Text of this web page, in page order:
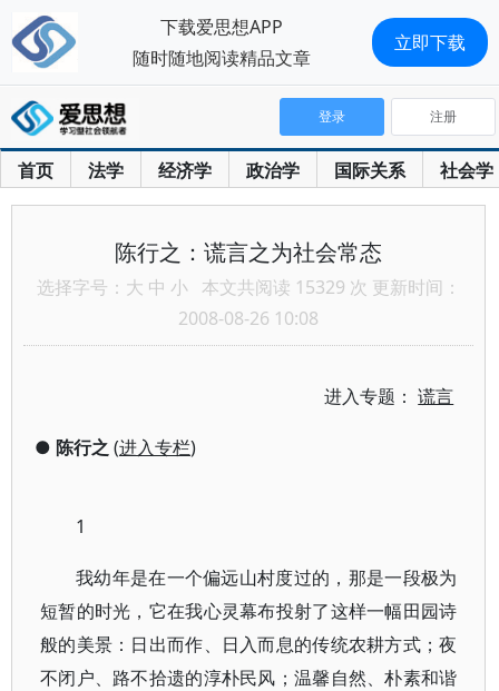
首页 法学 经济学 政治学 国际关系 社会学
登录 注册
陈行之：谎言之为社会常态
选择字号： 大 中 小 本文共阅读 15329 次 更新时间：
2008-08-26 10:08
进入专题：谎言
● 陈行之 (进入专栏)
1
我幼年是在一个偏远山村度过的，那是一段极为
短暂的时光，它在我心灵幕布投射了这样一幅田园诗
般的美景：日出而作、日入而息的传统农耕方式；夜
不闭户、路不拾遗的淳朴民风；温馨自然、朴素和谐
下载爱思想APP
随时随地阅读精品文章
立即下载